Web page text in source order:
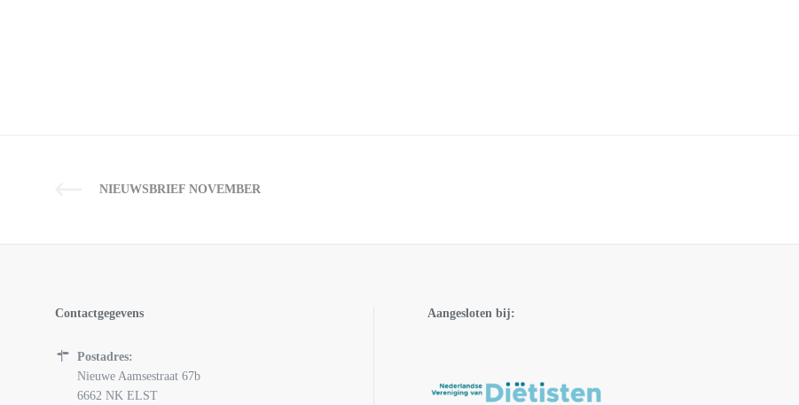
NIEUWSBRIEF NOVEMBER
Contactgegevens
Postadres:
Nieuwe Aamsestraat 67b
6662 NK ELST
Aangesloten bij: